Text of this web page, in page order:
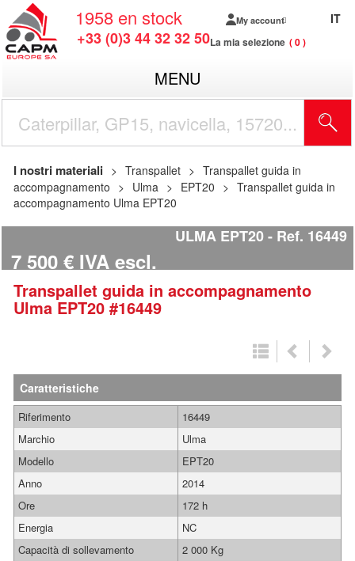
1958 en stock
+33 (0)3 44 32 32 50
My account
La mia selezione 0
IT
MENU
I nostri materiali Transpallet
Transpallet guida in
accompagnamento
Ulma EPT20
Transpallet guida in
accompagnamento Ulma EPT20
ULMA EPT20 Ref. 16449
7 500 € IVA escl.
Transpallet guida in accompagnamento
UlmaEPT20#16449
Caratteristiche
Riferimento
16449
Marchio
Ulma
Modello
EPT20
Anno
2014
Ore
172 h
Energia
NC
Capacità di sollevamento
2 000 Kg